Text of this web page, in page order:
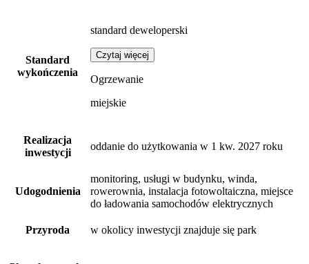
Standard
wykończenia
standard deweloperski
Czytaj więcej
Ogrzewanie
miejskie
Realizacja
inwestycji
oddanie do użytkowania w 1 kw. 2027 roku
Udogodnienia
monitoring, usługi w budynku, winda,
rowerownia, instalacja fotowoltaiczna, miejsce
do ładowania samochodów elektrycznych
Przyroda w okolicy inwestycji znajduje się park